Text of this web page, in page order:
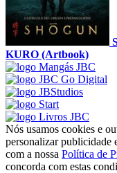
KURO (Artbook)
Nós usamos cookies e
personalizar publicidade
com a nossa Política de
concorda com estas